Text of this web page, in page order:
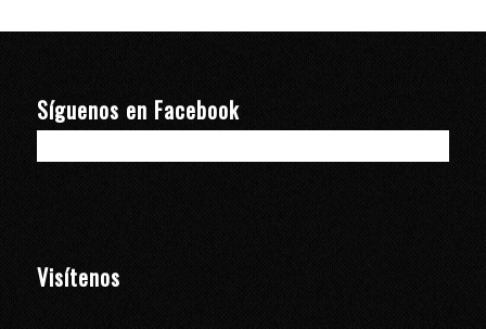
Síguenos en Facebook
Visítenos